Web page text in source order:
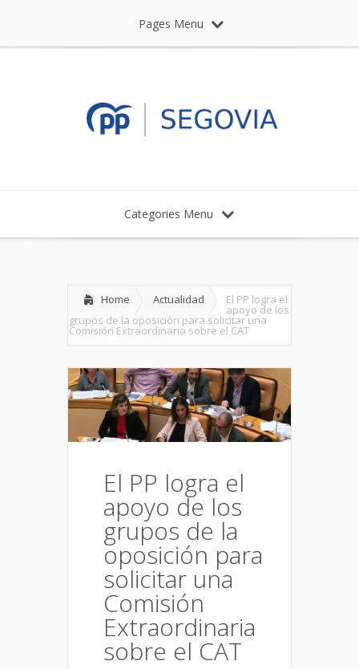
Pages Menu
Categories Menu
Home Actualidad El PP logra el
apoyo de los
grupos de la oposición para solicitar una
Comisión Extraordinaria sobre el CAT
El PP logra el
apoyo de los
grupos de la
oposición para
solicitar una
Comisión
Extraordinaria
sobre el CAT